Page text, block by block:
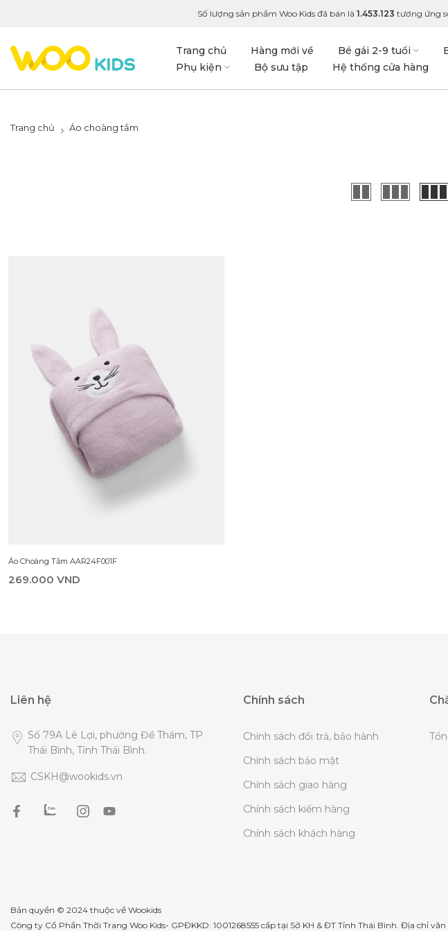
Số lượng sản phẩm Woo Kids đã bán là 1.453.123 tương ứng
Trang chủ Hàng mới về Bé gái 2-9 tuổi
Phụ kiện
Bộ sưu tập Hệ thống cửa hàng
Trang chủ Áo choàng tắm
Áo Choàng Tắm AAR24F001F
269.000 VND
Liên hệ
Số 79A Lê Lợi, phường Đề Thám, TP
Thái Bình, Tỉnh Thái Bình.
CSKH@wookids.vn
Chính sách
Chính sách đổi trả, bảo hành
Chính sách bảo mật
Chính sách giao hàng
Chính sách kiểm hàng
Chính sách khách hàng
Bản quyền © 2024 thuộc về Wookids
Công ty Cổ Phần Thời Trang Woo Kids- GPĐKKD: 1001268555 cấp tại Sở KH & ĐT Tỉnh Thái Bình. Địa chỉ